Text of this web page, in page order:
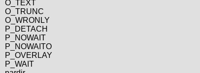
O_TEXT
O_TRUNC
O_WRONLY
P_DETACH
P_NOWAIT
P_NOWAITO
P_OVERLAY
P_WAIT